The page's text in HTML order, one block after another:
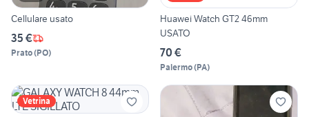
Cellulare usato
35 €
Prato(PO)
Huawei Watch GT2 46mm
USATO
70 €
Palermo(PA)
Vetrina